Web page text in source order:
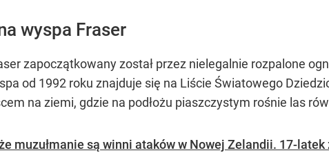
wyspa Fraser
zapoczątkowany został przez nielegalnie rozpalone
od 1992 roku znajduje się na Liście Światowego
na ziemi, gdzie na podłożu piaszczystym rośnie las
muzułmanie są winni ataków w Nowej Zelandii. 17-latek